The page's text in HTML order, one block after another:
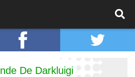
De Darkluigi